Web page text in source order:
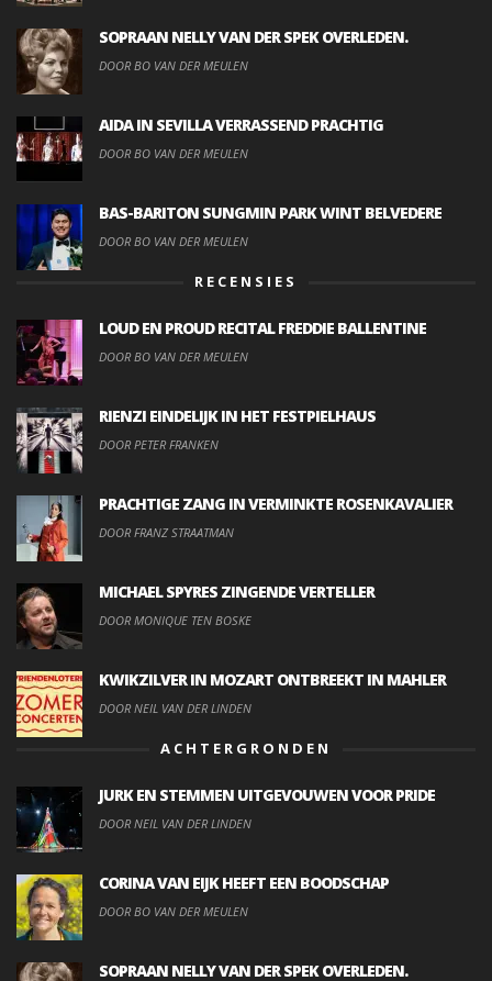
SOPRAAN NELLY VAN DER SPEK OVERLEDEN.
DOOR BO VAN DER MEULEN
AIDA IN SEVILLA VERRASSEND PRACHTIG
DOOR BO VAN DER MEULEN
BAS-BARITON SUNGMIN PARK WINT BELVEDERE
DOOR BO VAN DER MEULEN
RECENSIES
LOUD EN PROUD RECITAL FREDDIE BALLENTINE
DOOR BO VAN DER MEULEN
RIENZI EINDELIJK IN HET FESTPIELHAUS
DOOR PETER FRANKEN
PRACHTIGE ZANG IN VERMINKTE ROSENKAVALIER
DOOR FRANZ STRAATMAN
MICHAEL SPYRES ZINGENDE VERTELLER
DOOR MONIQUE TEN BOSKE
KWIKZILVER IN MOZART ONTBREEKT IN MAHLER
DOOR NEIL VAN DER LINDEN
ACHTERGRONDEN
JURK EN STEMMEN UITGEVOUWEN VOOR PRIDE
DOOR NEIL VAN DER LINDEN
CORINA VAN EIJK HEEFT EEN BOODSCHAP
DOOR BO VAN DER MEULEN
SOPRAAN NELLY VAN DER SPEK OVERLEDEN.